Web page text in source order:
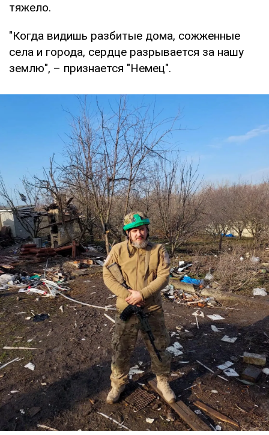
тяжело.
"Когда видишь разбитые дома, сожженные
села и города, сердце разрывается за нашу
землю", – признается "Немец".